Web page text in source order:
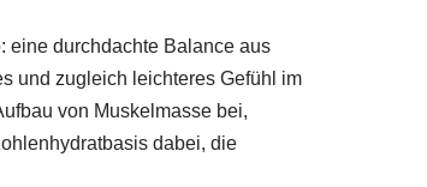
eine durchdachte Balance aus
und zugleich leichteres Gefühl im
von Muskelmasse bei,
dabei, die